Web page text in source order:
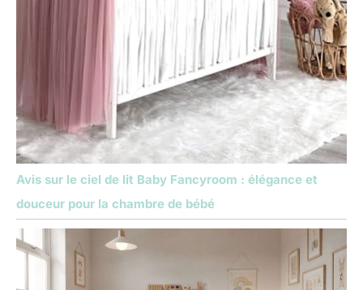
Avis sur le ciel de lit Baby Fancyroom : élégance et
douceur pour la chambre de bébé